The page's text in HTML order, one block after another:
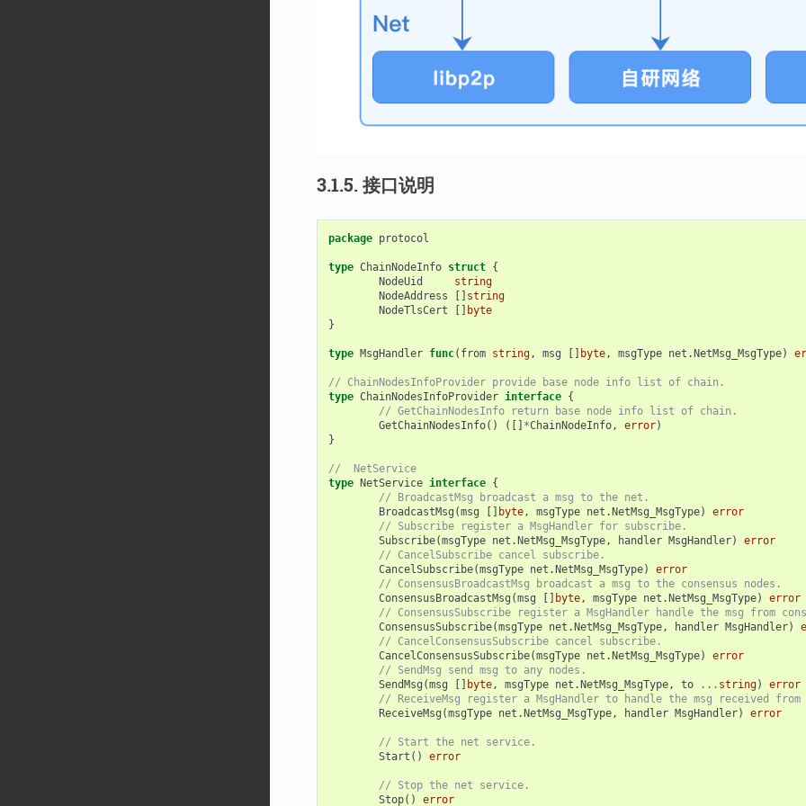
3.1.5. 接口说明
package protocol
type ChainNodeInfo struct {
NodeUid
string
NodeAddress
[] string
NodeTlsCert
[] byte
}
type MsgHandler func( from string, msg [] byte, msgType net .NetMsg_MsgType)
// ChainNodesInfoProvider provide base node info list of chain.
type ChainNodesInfoProvider interface {
// GetChainNodesInfo return base node info list of chain.
GetChainNodesInfo() ([] *ChainNodeInfo, error)
}
//  NetService
type NetService interface {
// BroadcastMsg broadcast a msg to the net.
BroadcastMsg (msg [] byte, msgType net .NetMsg_MsgType)
error
// Subscribe register a MsgHandler for subscribe.
Subscribe(msgType net .NetMsg_MsgType, handler MsgHandler)
error
// CancelSubscribe cancel subscribe.
CancelSubscribe(msgType net .NetMsg_MsgType)
error
// ConsensusBroadcastMsg broadcast a msg to the consensus nodes.
ConsensusBroadcastMsg (msg [] byte, msgType net .NetMsg_MsgType)
error
// ConsensusSubscribe register a MsgHandler handle the msg from
ConsensusSubscribe(msgType net .NetMsg_MsgType, handler MsgHandler)
// CancelConsensusSubscribe cancel subscribe.
CancelConsensusSubscribe(msgType net .NetMsg_MsgType)
error
// SendMsg send msg to any nodes.
SendMsg (msg [] byte, msgType net .NetMsg_MsgType, to ... string)
error
// ReceiveMsg register a MsgHandler to handle the msg received
ReceiveMsg (msgType net .NetMsg_MsgType, handler MsgHandler) error
// Start the net service.
Start () error
// Stop the net service.
Stop() error